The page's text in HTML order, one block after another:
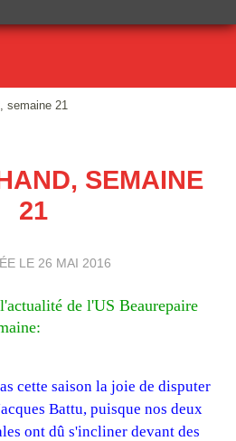
semaine 21
SEMAINE
21
LE 26 MAI 2016
de l'US Beaurepaire
cette saison la joie de disputer
Battu, puisque nos deux
ont dû s'incliner devant des